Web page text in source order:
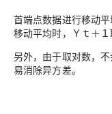
首端点数据进行移动
移动平均时，Ｙｔ＋１
另外，由于取对数，
易消除异方差。